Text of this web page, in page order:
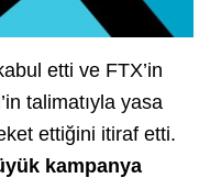
etti ve FTX’in
talimatıyla yasa
ettiğini itiraf etti.
kampanya